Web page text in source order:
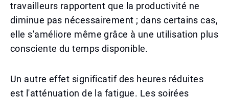
travailleurs rapportent que la productivité ne
diminue pas nécessairement ; dans certains cas,
elle s'améliore même grâce à une utilisation plus
consciente du temps disponible.
Un autre effet significatif des heures réduites
est l'atténuation de la fatigue. Les soirées